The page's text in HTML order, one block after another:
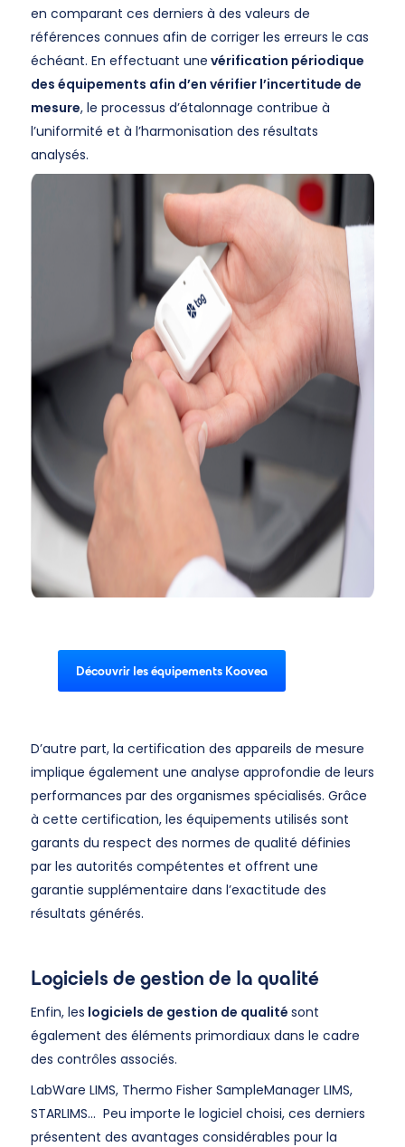
en comparant ces derniers à des valeurs de
références connues afin de corriger les erreurs le cas
échéant. En effectuant une vérification périodique
des équipements afin d’en vérifier l’incertitude de
mesure, le processus d’étalonnage contribue à
l’uniformité et à l’harmonisation des résultats
analysés.
Découvrir les équipements Koovea
D’autre part, la certification des appareils de mesure
implique également une analyse approfondie de leurs
performances par des organismes spécialisés. Grâce
à cette certification, les équipements utilisés sont
garants du respect des normes de qualité définies
par les autorités compétentes et offrent une
garantie supplémentaire dans l’exactitude des
résultats générés.
Logiciels de gestion de la qualité
Enfin, les logiciels de gestion de qualité sont
également des éléments primordiaux dans le cadre
des contrôles associés.
LabWare LIMS, Thermo Fisher SampleManager LIMS,
STARLIMS… Peu importe le logiciel choisi, ces derniers
présentent des avantages considérables pour la